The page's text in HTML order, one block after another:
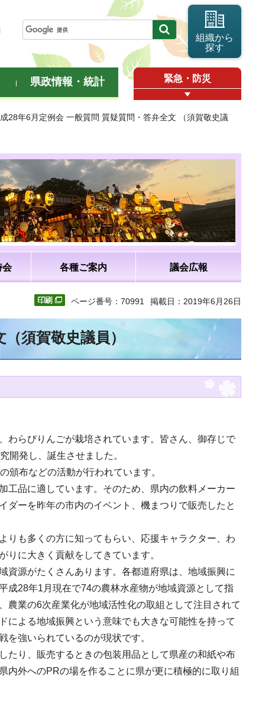
組織から
探す
県政情報・統計 緊急・防災
28年6月定例会 一般質問 質疑質問・答弁全文 （須賀敬史議
会 各種ご案内 議会広報
ページ番号：70991 掲載日：2019年6月26日
須賀敬史議員）
わらびりんごが栽培されています。皆さん、御存じで
開発し、誕生させました。
頒布などの活動が行われています。
工品に適しています。そのため、県内の飲料メーカー
ダーを昨年の市内のイベント、機まつりで販売したと
りも多くの方に知ってもらい、応援キャラクター、わ
りに大きく貢献をしてきています。
資源がたくさんあります。各都道府県は、地域振興に
成28年1月現在で74の農林水産物が地域資源として指
農業の6次産業化が地域活性化の取組として注目されて
による地域振興という意味でも大きな可能性を持って
強いられているのが現状です。
たり、販売するときの包装用品として県産の和紙や布
内外へのPRの場を作ることに県が更に積極的に取り組